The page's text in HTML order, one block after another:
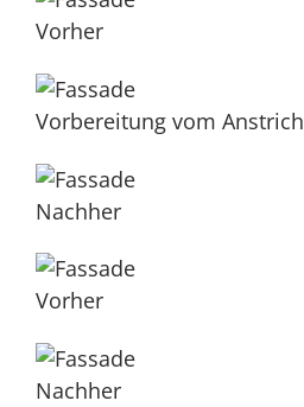
Vorher
Vorbereitung vom Anstrich
Nachher
Vorher
Nachher